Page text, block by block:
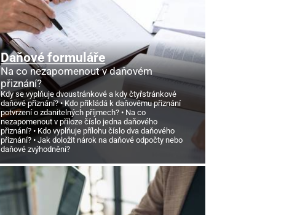
Daňové formuláře
Na co nezapomenout v daňovém
přiznání?
Kdy se vyplňuje dvoustránkové a kdy čtyřstránkové
daňové přiznání?
Kdo přikládá k daňovému přiznání
potvrzení o zdanitelných příjmech?
Na co
nezapomenout v příloze číslo jedna daňového
přiznání?
Kdo vyplňuje přílohu číslo dva daňového
přiznání?
Jak doložit nárok na daňové odpočty nebo
daňové zvýhodnění?